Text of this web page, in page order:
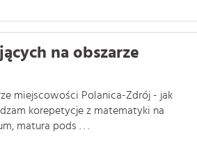
na obszarze
miejscowości Polanica-Zdrój - jak
korepetycje z matematyki na
matura pods . . .